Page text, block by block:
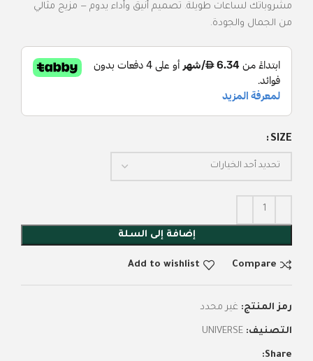
مشروباتك لساعات طويلة. تصميم أنيق وأداء يدوم — مزيج مثالي
من الجمال والجودة.
SIZE
إضافة إلى السلة
Compare
Add to wishlist
رمز المنتج: غير محدد
التصنيف: UNIVERSE
Share: